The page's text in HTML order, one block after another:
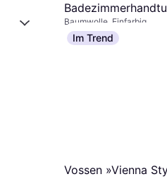
Natur, Blau, Kupfer
(100x50cm)
Baumwolle, Einfarbig
€ 19,24
9 Shops
Im Trend
Vossen »Vienna